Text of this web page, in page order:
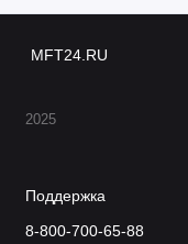
MFT24.RU
2025
Поддержка
8-800-700-65-88